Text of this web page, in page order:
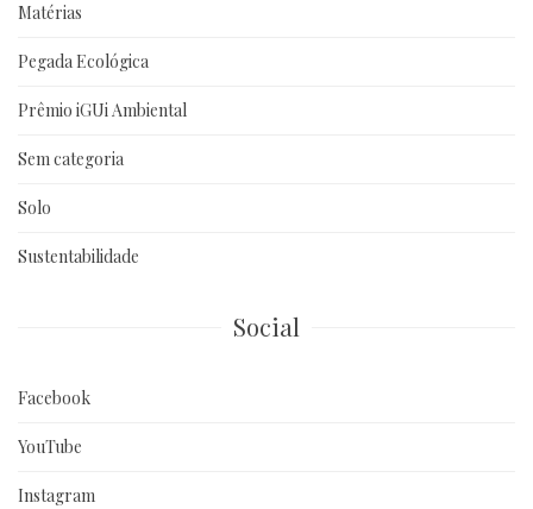
Matérias
Pegada Ecológica
Prêmio iGUi Ambiental
Sem categoria
Solo
Sustentabilidade
Social
Facebook
YouTube
Instagram